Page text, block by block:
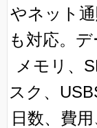
やネット
も対応。
メモリ、
スク、
日数、費